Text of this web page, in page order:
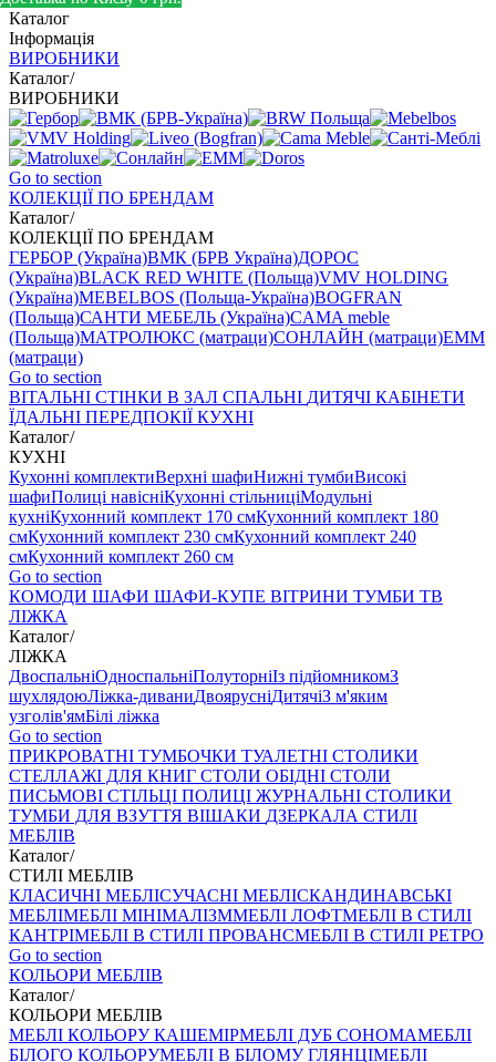
Каталог
Інформація
ВИРОБНИКИ
Каталог/
ВИРОБНИКИ
Go to section
КОЛЕКЦІЇ ПО БРЕНДАМ
Каталог/
КОЛЕКЦІЇ ПО БРЕНДАМ
ГЕРБОР (Україна)ВМК (БРВ Україна)ДОРОС
(Україна)BLACK RED WHITE (Польща)VMV HOLDING
(Україна)MEBELBOS (Польща-Україна)BOGFRAN
(Польща)САНТИ МЕБЕЛЬ (Україна)CAMA meble
(Польща)МАТРОЛЮКС (матраци)СОНЛАЙН (матраци)EMM
(матраци)
Go to section
ВIТАЛЬНI СТІНКИ В ЗАЛ СПАЛЬНІ ДИТЯЧІ КАБІНЕТИ
ЇДАЛЬНI ПЕРЕДПОКІЇ КУХНІ
Каталог/
КУХНІ
Кухонні комплектиВерхні шафиНижні тумбиВисокі
шафиПолиці навісніКухонні стільниціМодульні
кухніКухонний комплект 170 смКухонний комплект 180
смКухонний комплект 230 смКухонний комплект 240
смКухонний комплект 260 см
Go to section
КОМОДИ ШАФИ ШАФИ-КУПЕ ВІТРИНИ ТУМБИ ТВ
ЛІЖКА
Каталог/
ЛІЖКА
ДвоспальніОдноспальніПолуторніІз підйомникомЗ
шухлядоюЛіжка-диваниДвоярусніДитячіЗ м'яким
узголів'ямБілі ліжка
Go to section
ПРИКРОВАТНІ ТУМБОЧКИ ТУАЛЕТНІ СТОЛИКИ
СТЕЛЛАЖІ ДЛЯ КНИГ СТОЛИ ОБІДНІ СТОЛИ
ПИСЬМОВІ СТІЛЬЦI ПОЛИЦІ ЖУРНАЛЬНІ СТОЛИКИ
ТУМБИ ДЛЯ ВЗУТТЯ ВІШАКИ ДЗЕРКАЛА СТИЛІ
МЕБЛІВ
Каталог/
СТИЛІ МЕБЛІВ
КЛАСИЧНІ МЕБЛІСУЧАСНІ МЕБЛІСКАНДИНАВСЬКІ
МЕБЛІМЕБЛІ МІНІМАЛІЗММЕБЛІ ЛОФТМЕБЛІ В СТИЛІ
КАНТРІМЕБЛІ В СТИЛІ ПРОВАНСМЕБЛІ В СТИЛІ РЕТРО
Go to section
КОЛЬОРИ МЕБЛІВ
Каталог/
КОЛЬОРИ МЕБЛІВ
МЕБЛІ КОЛЬОРУ КАШЕМІРМЕБЛІ ДУБ СОНОМАМЕБЛІ
БІЛОГО КОЛЬОРУМЕБЛІ В БІЛОМУ ГЛЯНЦІМЕБЛІ